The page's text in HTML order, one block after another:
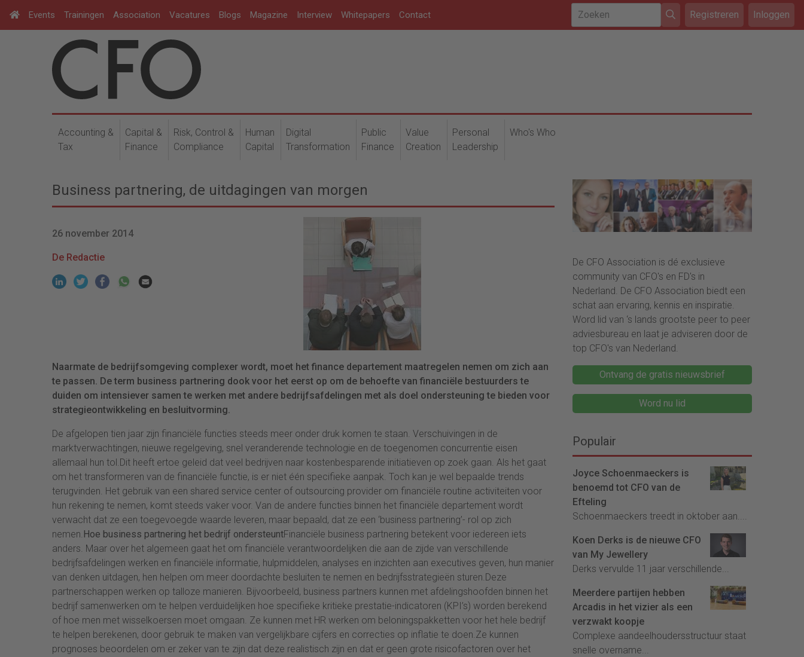
Events Trainingen Association Vacatures Blogs Magazine Interview Whitepapers Contact Registreren Inloggen
Accounting &
Tax
Capital &
Finance
Risk, Control &
Compliance
Human
Capital
Digital
Transformation
Public
Finance
Value
Creation
Personal
Leadership
Who's Who
Business partnering, de uitdagingen van morgen
26 november 2014
De Redactie
Naarmate de bedrijfsomgeving complexer wordt, moet het finance departement maatregelen nemen om zich aan
te passen. De term business partnering dook voor het eerst op om de behoefte van financiële bestuurders te
duiden om intensiever samen te werken met andere bedrijfsafdelingen met als doel ondersteuning te bieden voor
strategieontwikkeling en besluitvorming.
De afgelopen tien jaar zijn financiële functies steeds meer onder druk komen te staan. Verschuivingen in de
marktverwachtingen, nieuwe regelgeving, snel veranderende technologie en de toegenomen concurrentie eisen
allemaal hun tol.Dit heeft ertoe geleid dat veel bedrijven naar kostenbesparende initiatieven op zoek gaan. Als het gaat
om het transformeren van de financiële functie, is er niet één specifieke aanpak. Toch kan je wel bepaalde trends
terugvinden. Het gebruik van een shared service center of outsourcing provider om financiële routine activiteiten voor
hun rekening te nemen, komt steeds vaker voor. Van de andere functies binnen het financiële departement wordt
verwacht dat ze een toegevoegde waarde leveren, maar bepaald, dat ze een ‘business partnering’- rol op zich
nemen. Hoe business partnering het bedrijf ondersteuntFinanciële business partnering betekent voor iedereen iets
anders. Maar over het algemeen gaat het om financiële verantwoordelijken die aan de zijde van verschillende
bedrijfsafdelingen werken en financiële informatie, hulpmiddelen, analyses en inzichten aan executives geven, hun manier
van denken uitdagen, hen helpen om meer doordachte besluiten te nemen en bedrijfsstrategieën sturen.Deze
partnerschappen werken op talloze manieren. Bijvoorbeeld, business partners kunnen met afdelingshoofden binnen het
bedrijf samenwerken om te helpen verduidelijken hoe specifieke kritieke prestatie-indicatoren (KPI’s) worden berekend
of hoe men met wisselkoersen moet omgaan. Ze kunnen met HR werken om beloningspakketten voor het hele bedrijf
te helpen berekenen, door gebruik te maken van vergelijkbare cijfers en correcties op inflatie te doen.Ze kunnen
prognoses beoordelen om er zeker van te zijn dat deze realistisch zijn en dat er geen grote risicofactoren over het
De CFO Association is dé exclusieve
community van CFO's en FD's in
Nederland. De CFO Association biedt een
schat aan ervaring, kennis en inspiratie.
Word lid van ‘s lands grootste peer to peer
adviesbureau en laat je adviseren door de
top CFO's van Nederland.
Ontvang de gratis nieuwsbrief
Word nu lid
Populair
Joyce Schoenmaeckers is
benoemd tot CFO van de
Efteling
Schoenmaeckers treedt in oktober aan....
Koen Derks is de nieuwe CFO
van My Jewellery
Derks vervulde 11 jaar verschillende...
Meerdere partijen hebben
Arcadis in het vizier als een
verzwakt koopje
Complexe aandeelhoudersstructuur staat
snelle overname...